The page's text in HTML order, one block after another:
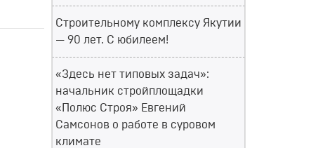
Строительному комплексу Якутии
— 90 лет. С юбилеем!
«Здесь нет типовых задач»:
начальник стройплощадки
«Полюс Строя» Евгений
Самсонов о работе в суровом
климате